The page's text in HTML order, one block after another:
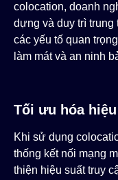
colocation, doanh
dựng và duy trì trung
các yếu tố quan
làm mát và an ninh
Tối ưu hóa
Khi sử dụng
thống kết nối mạng
thiện hiệu suất truy